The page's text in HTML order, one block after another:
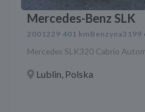
Mercedes-Benz SLK
2001229 401 km Benzyna3199
Mercedes SLK320 Cabrio
Lublin, Polska